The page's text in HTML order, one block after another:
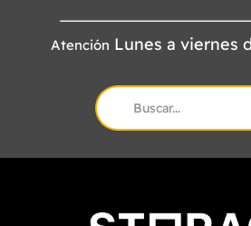
Atención Lunes a viernes
Search
for: